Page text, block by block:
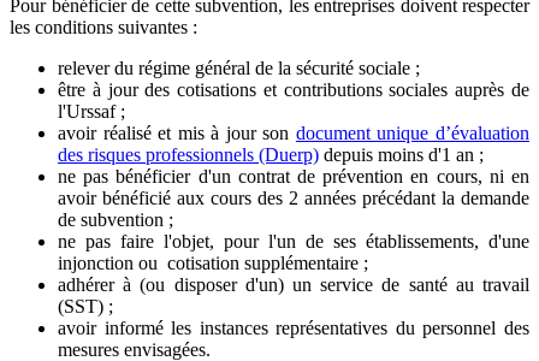
Pour bénéficier de cette subvention, les entreprises doivent respecter
les conditions suivantes :
relever du régime général de la sécurité sociale ;
être à jour des cotisations et contributions sociales auprès de
l'Urssaf ;
avoir réalisé et mis à jour son document unique d’évaluation
des risques professionnels (Duerp) depuis moins d'1 an ;
ne pas bénéficier d'un contrat de prévention en cours, ni en
avoir bénéficié aux cours des 2 années précédant la demande
de subvention ;
ne pas faire l'objet, pour l'un de ses établissements, d'une
injonction ou cotisation supplémentaire ;
adhérer à (ou disposer d'un) un service de santé au travail
(SST) ;
avoir informé les instances représentatives du personnel des
mesures envisagées.